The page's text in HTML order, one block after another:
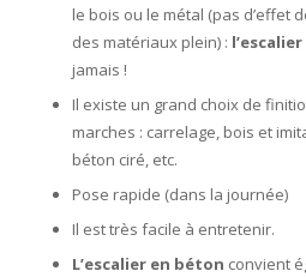
le bois ou le métal (pas d’effet
des matériaux plein) :
jamais !
Il existe un grand choix de
marches : carrelage, bois et
béton ciré, etc.
Pose rapide (dans la journée)
Il est très facile à entretenir.
L’escalier en béton convient